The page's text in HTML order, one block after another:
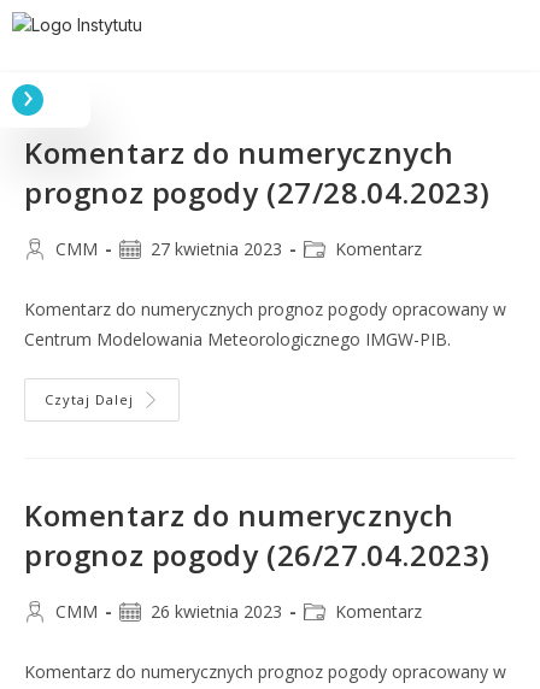
Komentarz do numerycznych
prognoz pogody (27/28.04.2023)
CMM 27 kwietnia 2023 Komentarz
Komentarz do numerycznych prognoz pogody opracowany w
Centrum Modelowania Meteorologicznego IMGW-PIB.
Czytaj Dalej
Komentarz do numerycznych
prognoz pogody (26/27.04.2023)
CMM 26 kwietnia 2023 Komentarz
Komentarz do numerycznych prognoz pogody opracowany w